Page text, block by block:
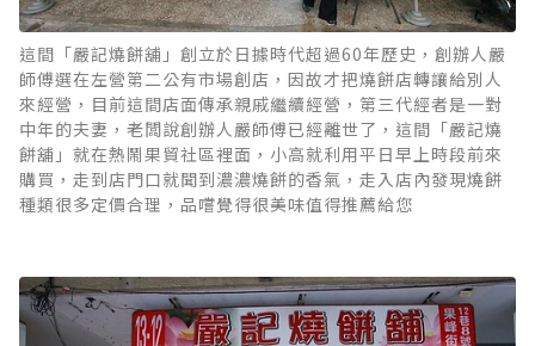
這間「嚴記燒餅舖」創立於日據時代超過60年歷史，創辦人嚴
師傅選在左營第二公有市場創店，因故才把燒餅店轉讓給別人
來經營，目前這間店面傳承親戚繼續經營，第三代經者是一對
中年的夫妻，老闆說創辦人嚴師傅已經離世了，這間「嚴記燒
餅舖」就在熱鬧果貿社區裡面，小高就利用平日早上時段前來
購買，走到店門口就聞到濃濃燒餅的香氣，走入店內發現燒餅
種類很多定價合理，品嚐覺得很美味值得推薦給您